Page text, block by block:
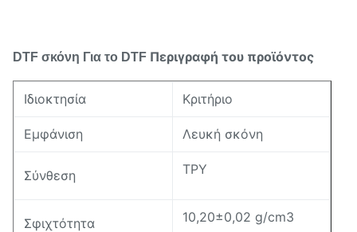
DTF σκόνη Για το DTF Περιγραφή του προϊόντος
Ιδιοκτησία Κριτήριο
Εμφάνιση Λευκή σκόνη
Σύνθεση ΤΡΥ
Σφιχτότητα 10,20±0,02 g/cm3